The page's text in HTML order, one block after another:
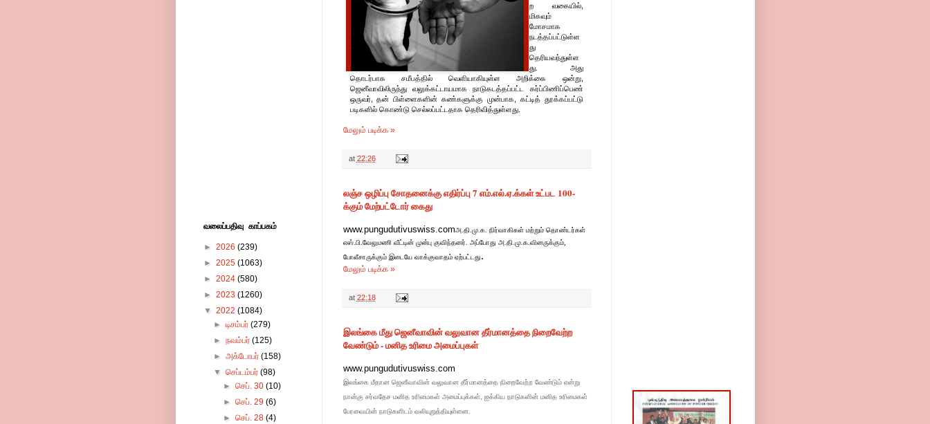
ற வகையில்,
மிகவும்
மோசமாக
நடத்தப்பட்டுள்ள
து
தெரியவந்துள்ள
து. அது
தொடர்பாக சமீபத்தில் வெளியாகியுள்ள அறிக்கை ஒன்று,
ஜெனீவாவிலிருந்து வலுக்கட்டாயமாக நாடுகடத்தப்பட்ட கர்ப்பிணிப்பெண்
ஒருவர், தன் பிள்ளைகளின் கண்களுக்கு முன்பாக, கட்டித் தூக்கப்பட்டு
படிகளில் கொண்டு செல்லப்பட்டதாக தெரிவித்துள்ளது.
மேலும் படிக்க »
at 22:26
லஞ்ச ஒழிப்பு சோதனைக்கு எதிர்ப்பு 7 எம்.எல்.ஏ.க்கள் உட்பட 100-
க்கும் மேற்பட்டோர் கைது
www.pungudutivuswiss.comஅ.தி.மு.க. நிர்வாகிகள் மற்றும் தொண்டர்கள்
எஸ்.பி.வேலுமணி வீட்டின் முன்பு குவிந்தனர். அப்போது அ.தி.மு.க.வினருக்கும்,
போலீசாருக்கும் இடையே வாக்குவாதம் ஏற்பட்டது.
மேலும் படிக்க »
at 22:18
இலங்கை மீது ஜெனீவாவின் வலுவான தீர்மானத்தை நிறைவேற்ற
வேண்டும் - மனித உரிமை அமைப்புகள்
www.pungudutivuswiss.com
இலங்கை மீதான ஜெனீவாவின் வலுவான தீர்மானத்தை நிறைவேற்ற வேண்டும் என்று
நான்கு சர்வதேச மனித உரிமைகள் அமைப்புக்கள், ஐக்கிய நாடுகளின் மனித உரிமைகள்
பேரவையின் நாடுகளிடம் வலியுறுத்தியுள்ளன.
வலைப்பதிவு காப்பகம்
► 2026 (239)
► 2025 (1063)
► 2024 (580)
► 2023 (1260)
▼ 2022 (1084)
► டிசம்பர் (279)
► நவம்பர் (125)
► அக்டோபர் (158)
▼ செப்டம்பர் (98)
►செப். 30(10)
►செப். 29(6)
►செப். 28(4)